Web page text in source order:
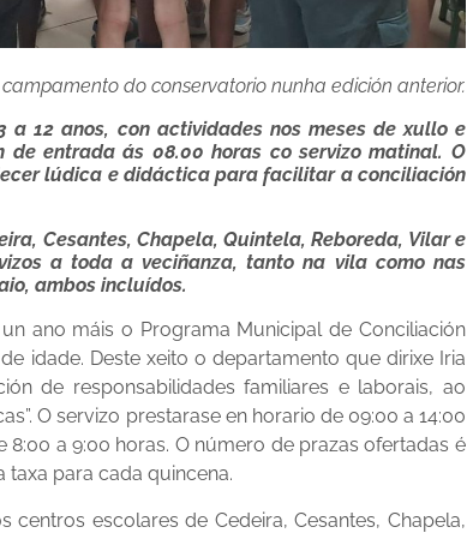
do conservatorio nunha edición anterior.
12 anos, con actividades nos meses de xullo e
entrada ás 08.00 horas co servizo matinal. O
lúdica e didáctica para facilitar a conciliación
Cesantes, Chapela, Quintela, Reboreda, Vilar e
a toda a veciñanza, tanto na vila como nas
ambos incluídos.
ano máis o Programa Municipal de Conciliación
idade. Deste xeito o departamento que dirixe Iria
de responsabilidades familiares e laborais, ao
O servizo prestarase en horario de 09:00 a 14:00
a 9:00 horas. O número de prazas ofertadas é
taxa para cada quincena.
escolares de Cedeira, Cesantes, Chapela,